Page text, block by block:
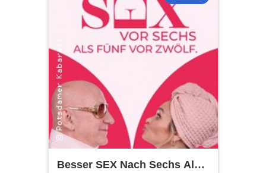
Besser SEX Nach Sechs Als